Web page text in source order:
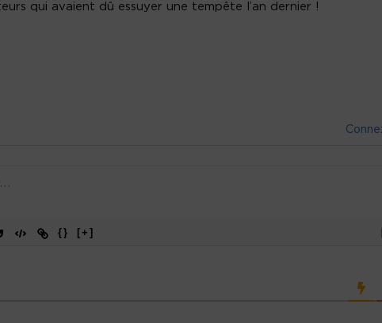
qui avaient dû essuyer une tempête l’an dernier !
{} [+]